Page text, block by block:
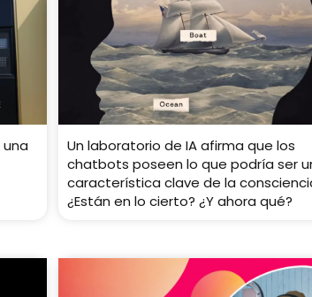
una
Un laboratorio de IA afirma que los
chatbots poseen lo que podría ser
característica clave de la
¿Están en lo cierto? ¿Y ahora qué?